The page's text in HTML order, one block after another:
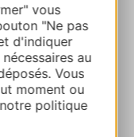
vous
"Ne pas
d'indiquer
au
Vous
moment ou
politique